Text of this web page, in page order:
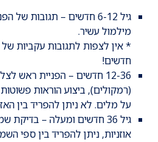
גיל 6-12 חדשים – תגובות
מילמול עשיר.
חדשים!
12-36 חדשים – הפניית ראש
(רמקולים), ביצוע הוראות
על מלים. לא ניתן להפריד בין
גיל 36 חדשים ומעלה –
אוזניות, ניתן להפריד בין ספי